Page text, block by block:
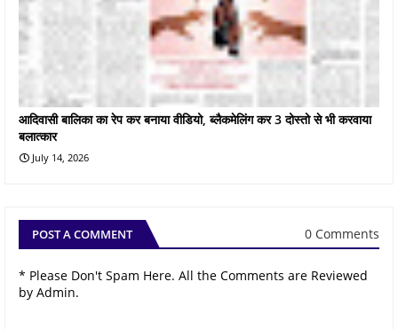
आदिवासी बालिका का रेप कर बनाया वीडियो, ब्लैकमेलिंग कर 3 दोस्तो से भी करवाया
बलात्कार
July 14, 2026
POST A COMMENT 0 Comments
* Please Don't Spam Here. All the Comments are Reviewed
by Admin.